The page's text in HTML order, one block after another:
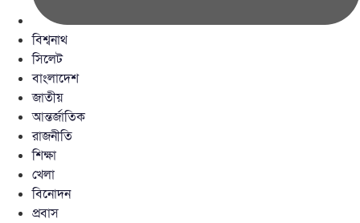
বিশ্বনাথ
সিলেট
বাংলাদেশ
জাতীয়
আন্তর্জাতিক
রাজনীতি
শিক্ষা
খেলা
বিনোদন
প্রবাস